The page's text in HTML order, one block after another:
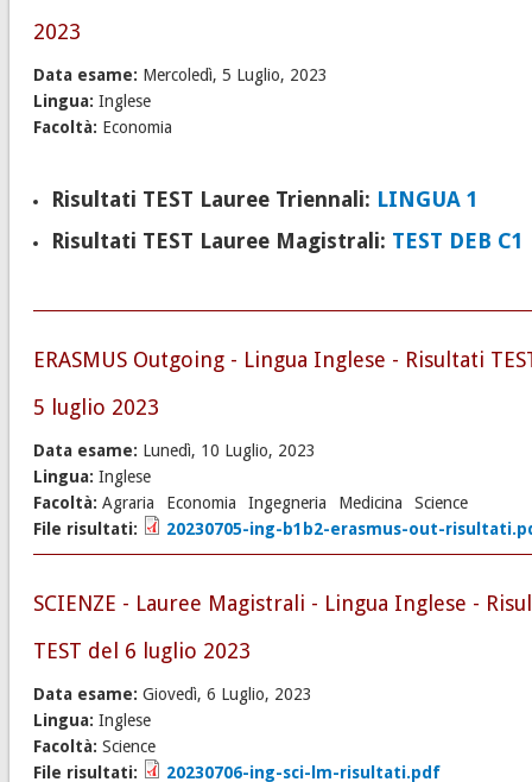
2023
Data esame: Mercoledì, 5 Luglio, 2023
Lingua: Inglese
Facoltà: Economia
Risultati TEST Lauree Triennali: LINGUA 1
Risultati TEST Lauree Magistrali: TEST DEB C1
ERASMUS Outgoing - Lingua Inglese - Risultati
5 luglio 2023
Data esame: Lunedì, 10 Luglio, 2023
Lingua: Inglese
Facoltà: Agraria Economia Ingegneria Medicina
Science
File risultati:
20230705-ing-b1b2-erasmus-out-
SCIENZE - Lauree Magistrali - Lingua Inglese -
TEST del 6 luglio 2023
Data esame: Giovedì, 6 Luglio, 2023
Lingua: Inglese
Facoltà: Science
File risultati:
20230706-ing-sci-lm-risultati.pdf